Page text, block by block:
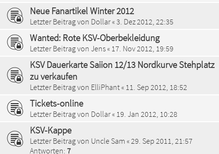
Neue Fanartikel Winter 2012
Letzter Beitrag von Dollar«3. Dez 2012, 22:35
Wanted: Rote KSV-Oberbekleidung
Letzter Beitrag von Jens« 17. Nov 2012, 19:59
KSV Dauerkarte Saiion 12/13 Nordkurve Stehplatz
zu verkaufen
Letzter Beitrag von ElliPhant« 11. Sep 2012, 18:52
Tickets-online
Letzter Beitrag von Dollar« 19. Jan 2012, 10:28
KSV-Kappe
Letzter Beitrag von Uncle Sam « 29. Sep 2011, 21:57
Antworten: 7